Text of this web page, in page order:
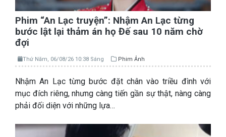
Phim “An Lạc truyện”: Nhậm An Lạc từng
bước lật lại thảm án họ Đế sau 10 năm chờ
đợi
Thứ Năm, 06/08/26 10:38 Sáng Phim Ảnh
Nhậm An Lạc từng bước đặt chân vào triều đình với
mục đích riêng, nhưng càng tiến gần sự thật, nàng càng
phải đối diện với những lựa…